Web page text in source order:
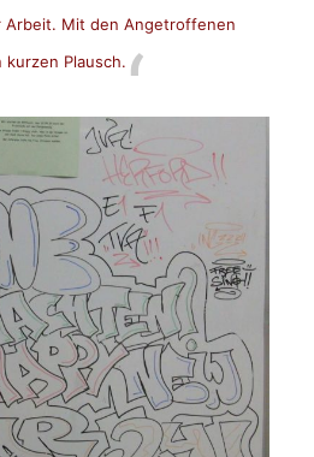
Arbeit. Mit den Angetroffenen
Plausch.